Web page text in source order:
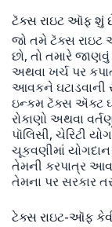
ટૅક્સ રાઇટ ઑફ શું
જો તમે ટૅક્સ રાઇટ
છો, તો તમારે
અથવા ખર્ચ પર
આવકને ઘટાડવાની
ઇન્કમ ટૅક્સ ઍક્ટ
રોકાણો અથવા
પૉલિસી, ચેરિટી
ચૂકવણીમાં
તેમની કરપાત્ર
તેમના પર સરકાર
ટેક્સ રાઇટ-ઑફ